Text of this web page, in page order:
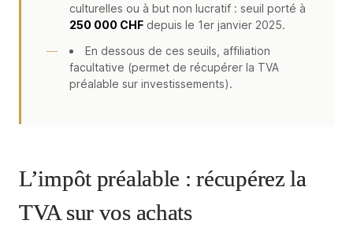
culturelles ou à but non lucratif : seuil porté à
250 000 CHFdepuis le 1er janvier 2025.
En dessous de ces seuils, affiliation
facultative (permet de récupérer la TVA
préalable sur investissements).
L’impôt préalable : récupérez la
TVA sur vos achats